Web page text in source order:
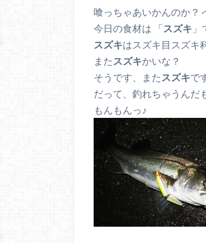
喰っちゃあいかんのか？
今日の食材は 「スズキ 」
スズキはスズキ目スズキ
また スズキかいな？
そうです、また スズキで
だって、釣れちゃうんだ
もんもんっ♪